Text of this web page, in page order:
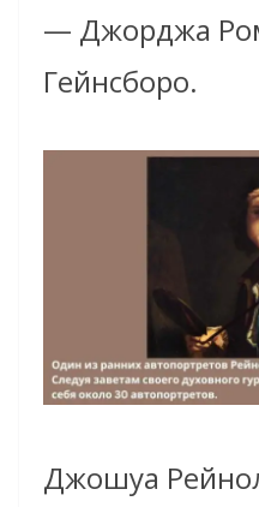
— Джорджа
Гейнсборо.
Джошуа